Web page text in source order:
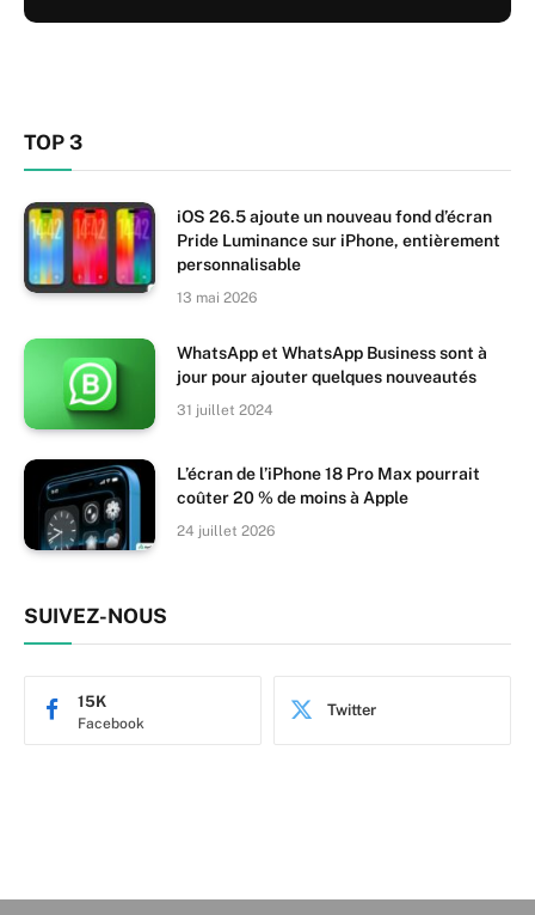
TOP 3
iOS 26.5 ajoute un nouveau fond d’écran
Pride Luminance sur iPhone, entièrement
personnalisable
13 mai 2026
WhatsApp et WhatsApp Business sont à
jour pour ajouter quelques nouveautés
31 juillet 2024
L’écran de l’iPhone 18 Pro Max pourrait
coûter 20 % de moins à Apple
24 juillet 2026
SUIVEZ-NOUS
Facebook
15K Twitter